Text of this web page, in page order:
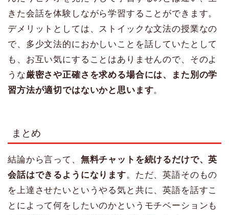
きた会話を体験しながら学習することができます。
デメリットとしては、ストイックな文法の授業なの
で、多少文法的におかしいことを話していたとして
も、お互い気にすることはありませんので、そのよ
うな厳密さや正確さを求める場合には、また別の学
習方法が適切ではないかと思います。
まとめ
結論から言って、 無料チャットを続けるだけで、英
会話はできるようになります。ただ、英語そのもの
を上達させたいというやる気と共に、英語を話すこ
とによって何をしたいのかというモチベーションも